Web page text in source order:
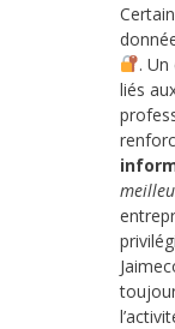
.
liés